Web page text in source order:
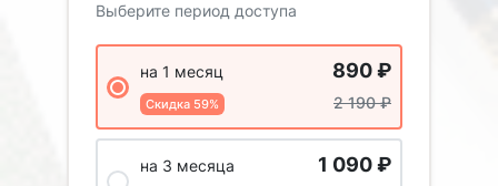
Выберите период доступа
на 1 месяц
Скидка 59%
890₽
2 190₽
на 3 месяца 1 090₽